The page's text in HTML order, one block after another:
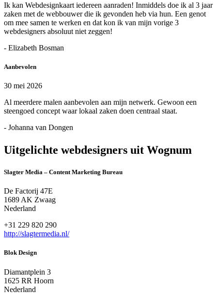
Ik kan Webdesignkaart iedereen aanraden! Inmiddels doe ik al 3 jaar
zaken met de webbouwer die ik gevonden heb via hun. Een genot
om mee samen te werken en dat kon ik van mijn vorige 3
webdesigners absoluut niet zeggen!
- Elizabeth Bosman
Aanbevolen
30 mei 2026
Al meerdere malen aanbevolen aan mijn netwerk. Gewoon een
steengoed concept waar lokaal zaken doen centraal staat.
- Johanna van Dongen
Uitgelichte webdesigners uit Wognum
Slagter Media – Content Marketing Bureau
De Factorij 47E
1689 AK Zwaag
Nederland
+31 229 820 290
http://slagtermedia.nl/
Blok Design
Diamantplein 3
1625 RR Hoorn
Nederland